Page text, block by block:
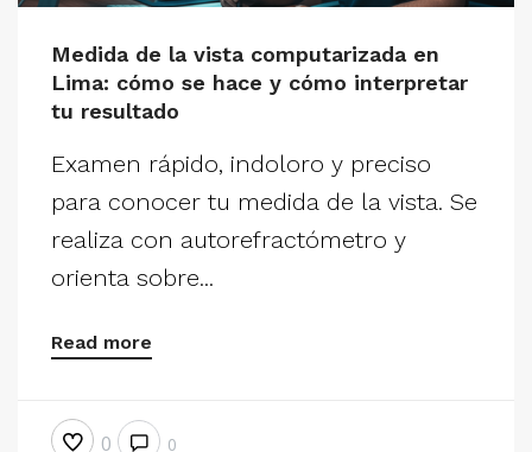
Medida de la vista computarizada en
Lima: cómo se hace y cómo interpretar
tu resultado
Examen rápido, indoloro y preciso
para conocer tu medida de la vista. Se
realiza con autorefractómetro y
orienta sobre...
Read more
0 0